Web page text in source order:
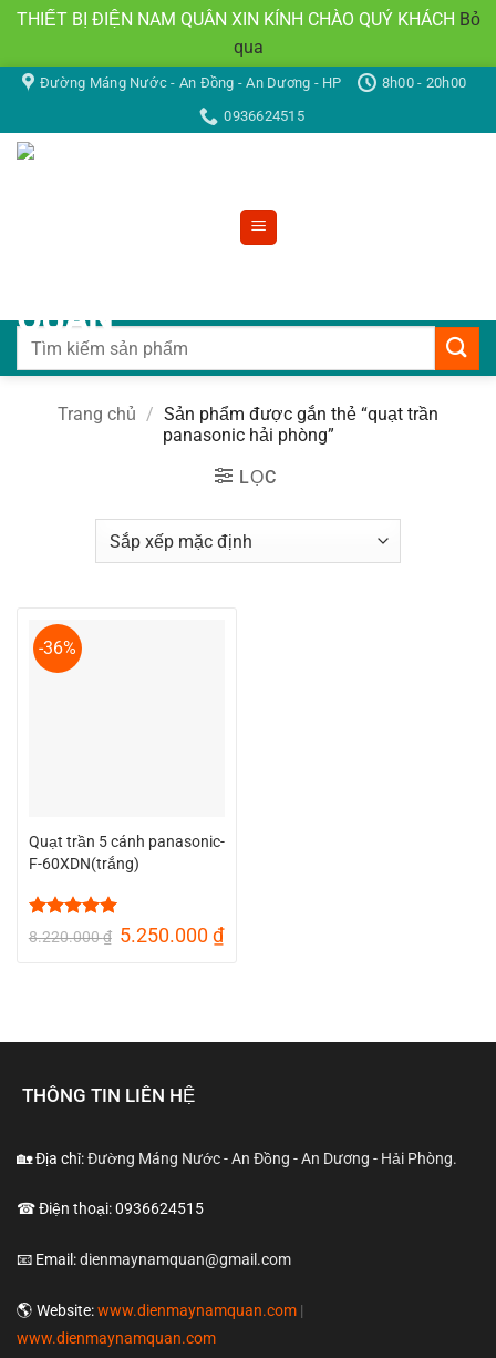
THIẾT BỊ ĐIỆN NAM QUÂN XIN KÍNH CHÀO QUÝ KHÁCH Bỏ
qua
nội
dung
Đường Máng Nước - An Đồng - An Dương - HP
8h00 - 20h00
0936624515
Tìm
Trang chủ / Sản phẩm được gắn thẻ “quạt trần
panasonic hải phòng”
LỌC
-36%
Quạt trần 5 cánh panasonic-
F-60XDN(trắng)
Được xếp
8.220.000₫ Giá
5.250.000₫Giá
THÔNG TIN LIÊN HỆ
🏡 Địa chỉ:Đường Máng Nước - An Đồng - An Dương - Hải Phòng.
☎ Điện thoại: 0936624515
📧 Email:dienmaynamquan@gmail.com
🌎 Website:www.dienmaynamquan.com |
www.dienmaynamquan.com